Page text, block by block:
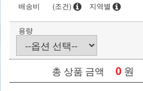
배송비
(조건) 지역별
용량
총 상품 금액 0 원